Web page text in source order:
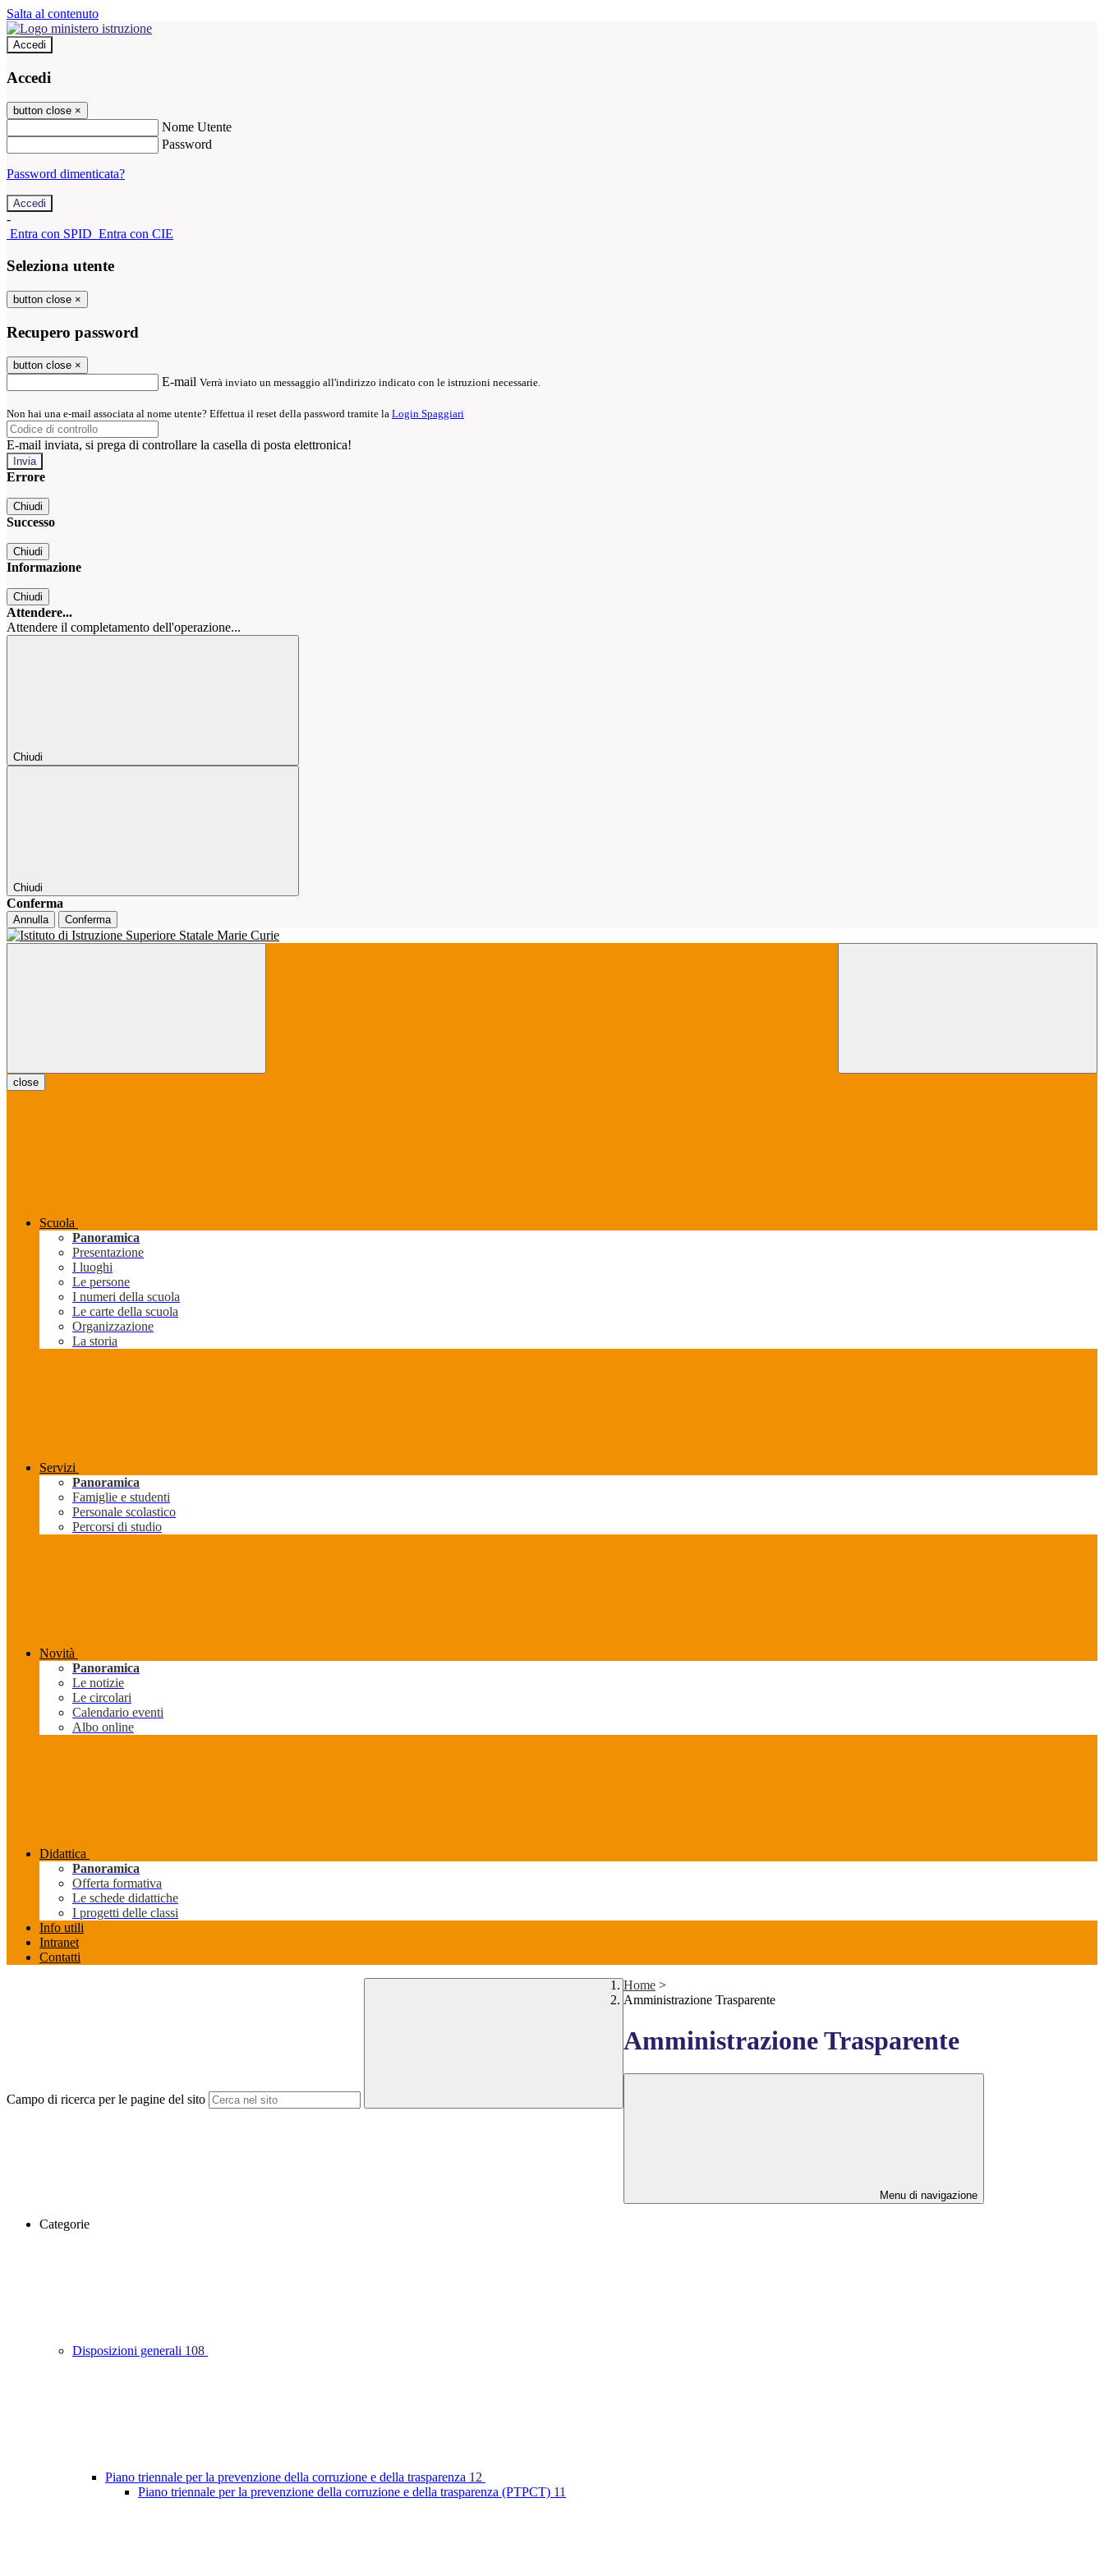
Salta al contenuto
Accedi
Accedi
button close ×
Nome Utente
Password
Password dimenticata?
-
Entra con SPID Entra con CIE
Seleziona utente
button close ×
Recupero password
button close ×
E-mail Verrà inviato un messaggio all'indirizzo indicato con le istruzioni necessarie.
Non hai una e-mail associata al nome utente? Effettua il reset della password tramite la Login Spaggiari
E-mail inviata, si prega di controllare la casella di posta elettronica!
Errore
Chiudi
Successo
Chiudi
Informazione
Chiudi
Attendere...
Attendere il completamento dell'operazione...
Chiudi
Chiudi
Conferma
Annulla Conferma
close
Scuola
Panoramica
Presentazione
I luoghi
Le persone
I numeri della scuola
Le carte della scuola
Organizzazione
La storia
Servizi
Panoramica
Famiglie e studenti
Personale scolastico
Percorsi di studio
Novità
Panoramica
Le notizie
Le circolari
Calendario eventi
Albo online
Didattica
Panoramica
Offerta formativa
Le schede didattiche
I progetti delle classi
Info utili
Intranet
Contatti
Campo di ricerca per le pagine del sito
Home >
Amministrazione Trasparente
Amministrazione Trasparente
Menu di navigazione
Categorie
Disposizioni generali 108
Piano triennale per la prevenzione della corruzione e della trasparenza 12
Piano triennale per la prevenzione della corruzione e della trasparenza (PTPCT) 11